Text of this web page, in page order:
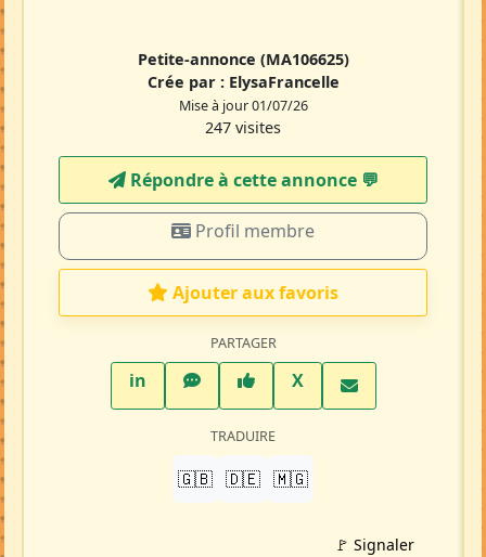
Petite-annonce (MA106625)
Crée par : ElysaFrancelle
Mise à jour 01/07/26
247 visites
Répondre à cette annonce 💬​
Profil membre
Ajouter aux favoris
PARTAGER
inLinkedInWhatsAppFacebook
XTwitter X
TRADUIRE
🇬🇧 🇩🇪 🇲🇬
🚩 Signaler